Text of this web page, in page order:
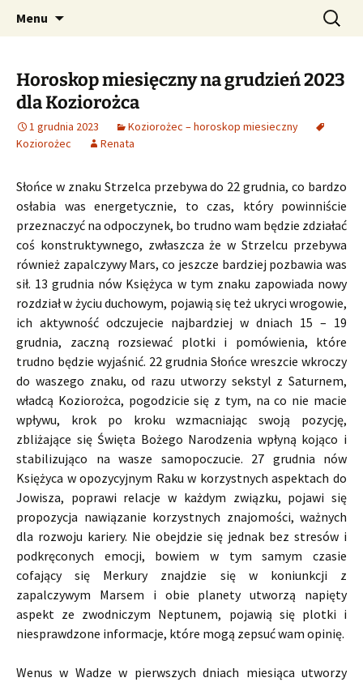
CzaroMarowy horoskop
dzienny, miesięczny i
tygodniowy
Profesjonalne przepowiednie astrologiczne
Menu Szukaj:
Horoskop miesięczny na grudzień 2023
dla Koziorożca
1 grudnia 2023
Koziorożec – horoskop miesieczny
Koziorożec
Renata
Słońce w znaku Strzelca przebywa do 22 grudnia, co bardzo
osłabia was energetycznie, to czas, który powinniście
przeznaczyć na odpoczynek, bo trudno wam będzie zdziałać
coś konstruktywnego, zwłaszcza że w Strzelcu przebywa
również zapalczywy Mars, co jeszcze bardziej pozbawia was
sił. 13 grudnia nów Księżyca w tym znaku zapowiada nowy
rozdział w życiu duchowym, pojawią się też ukryci wrogowie,
ich aktywność odczujecie najbardziej w dniach 15 – 19
grudnia, zaczną rozsiewać plotki i pomówienia, które
trudno będzie wyjaśnić. 22 grudnia Słońce wreszcie wkroczy
do waszego znaku, od razu utworzy sekstyl z Saturnem,
władcą Koziorożca, pogodzicie się z tym, na co nie macie
wpływu, krok po kroku wzmacniając swoją pozycję,
zbliżające się Święta Bożego Narodzenia wpłyną kojąco i
stabilizująco na wasze samopoczucie. 27 grudnia nów
Księżyca w opozycyjnym Raku w korzystnych aspektach do
Jowisza, poprawi relacje w każdym związku, pojawi się
propozycja nawiązanie korzystnych znajomości, ważnych
dla rozwoju kariery. Nie obejdzie się jednak bez stresów i
podkręconych emocji, bowiem w tym samym czasie
cofający się Merkury znajdzie się w koniunkcji z
zapalczywym Marsem i obie planety utworzą napięty
aspekt ze zwodniczym Neptunem, pojawią się plotki i
niesprawdzone informacje, które mogą zepsuć wam opinię.
Wenus w Wadze w pierwszych dniach miesiąca utworzy